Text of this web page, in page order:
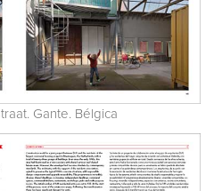
Gante. Bélgica